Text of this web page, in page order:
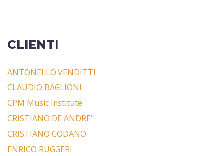
CLIENTI
ANTONELLO VENDITTI
CLAUDIO BAGLIONI
CPM Music Institute
CRISTIANO DE ANDRE’
CRISTIANO GODANO
ENRICO RUGGERI